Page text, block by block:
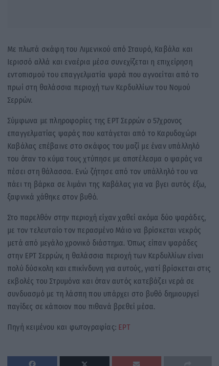
Με πλωτά σκάφη του Λιμενικού από Σταυρό, Καβάλα και
Ιερισσό αλλά και εναέρια μέσα συνεχίζεται η επιχείρηση
εντοπισμού του επαγγελματία ψαρά που αγνοείται από το
πρωί στη θαλάσσια περιοχή των Κερδυλλίων του Νομού
Σερρών.
Σύμφωνα με πληροφορίες της ΕΡΤ Σερρών ο 57χρονος
επαγγελματίας ψαράς που κατάγεται από το Καρυδοχώρι
Καβάλας επέβαινε στο σκάφος του μαζί με έναν υπάλληλό
του όταν το κύμα τους χτύπησε με αποτέλεσμα ο ψαράς να
πέσει στη θάλασσα. Ενώ ζήτησε από τον υπάλληλό του να
πάει τη βάρκα σε λιμάνι της Καβάλας για να βγει αυτός έξω,
ξαφνικά χάθηκε στον βυθό.
Στο παρελθόν στην περιοχή είχαν χαθεί ακόμα δύο ψαράδες,
με τον τελευταίο τον περασμένο Μάιο να βρίσκεται νεκρός
μετά από μεγάλο χρονικό διάστημα. Όπως είπαν ψαράδες
στην ΕΡΤ Σερρών, η θαλάσσια περιοχή των Κερδυλλίων είναι
πολύ δύσκολη και επικίνδυνη για αυτούς, γιατί βρίσκεται στις
εκβολές του Στρυμόνα και όταν αυτός κατεβάζει νερά σε
συνδυασμό με τη λάσπη που υπάρχει στο βυθό δημιουργεί
παγίδες σε κάποιον που πιθανά βρεθεί μέσα.
Πηγή κειμένου και φωτογραφίας: ΕΡΤ